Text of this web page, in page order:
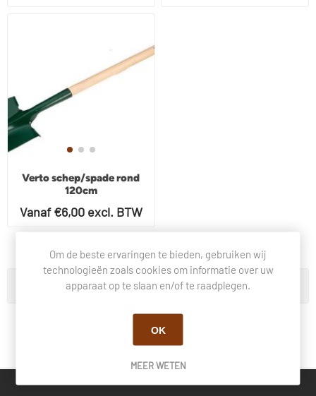
Verto schep/spade rond
120cm
Vanaf €6,00 excl. BTW
Categorie
Om de beste ervaringen te bieden, gebruiken wij
technologieën zoals cookies om informatie over uw
apparaat op te slaan en/of te raadplegen.
OK
MEER WETEN